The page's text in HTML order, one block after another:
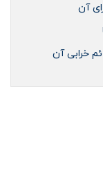
آن
خرابی آن